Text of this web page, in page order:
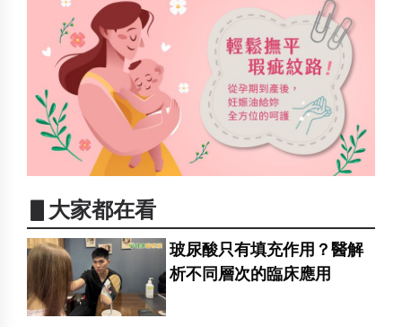
▋大家都在看
玻尿酸只有填充作用？醫解
析不同層次的臨床應用